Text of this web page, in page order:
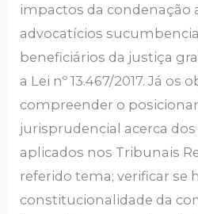
impactos da condenação
advocatícios
beneficiários da justiça
a Lei nº 13.467/2017. Já os
compreender o
jurisprudencial acerca
aplicados nos Tribunais
referido tema; verificar se
constitucionalidade da